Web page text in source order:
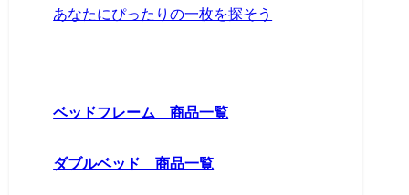
あなたにぴったりの一枚を探そう
ベッドフレーム 商品一覧
ダブルベッド 商品一覧